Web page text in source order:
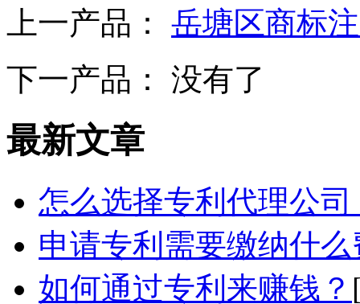
上一产品： 岳塘区商标
下一产品： 没有了
最新文章
怎么选择专利代理公司
申请专利需要缴纳什么
如何通过专利来赚钱？